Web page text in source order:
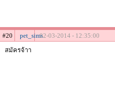
#20 pet_sims02-03-2014 - 12:35:00
สมัครจ้าา